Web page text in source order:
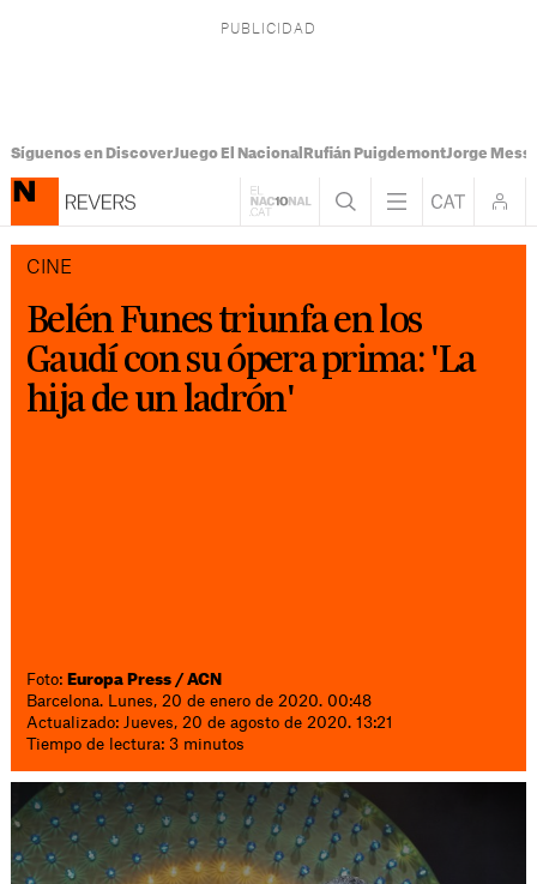
Síguenos en DiscoverJuego El Nacional Rufián PuigdemontJorge Messi
CINE
Belén Funes triunfa en los
Gaudí con su ópera prima: 'La
hija de un ladrón'
Foto: Europa Press / ACN
Barcelona. Lunes, 20 de enero de 2020. 00:48
Actualizado: Jueves, 20 de agosto de 2020. 13:21
Tiempo de lectura: 3 minutos